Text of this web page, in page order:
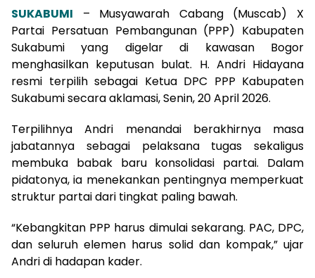
SUKABUMI
– Musyawarah Cabang (Muscab) X
Partai Persatuan Pembangunan (PPP) Kabupaten
Sukabumi yang digelar di kawasan Bogor
menghasilkan keputusan bulat. H. Andri Hidayana
resmi terpilih sebagai Ketua DPC PPP Kabupaten
Sukabumi secara aklamasi, Senin, 20 April 2026.
Terpilihnya Andri menandai berakhirnya masa
jabatannya sebagai pelaksana tugas sekaligus
membuka babak baru konsolidasi partai. Dalam
pidatonya, ia menekankan pentingnya memperkuat
struktur partai dari tingkat paling bawah.
“Kebangkitan PPP harus dimulai sekarang. PAC, DPC,
dan seluruh elemen harus solid dan kompak,” ujar
Andri di hadapan kader.